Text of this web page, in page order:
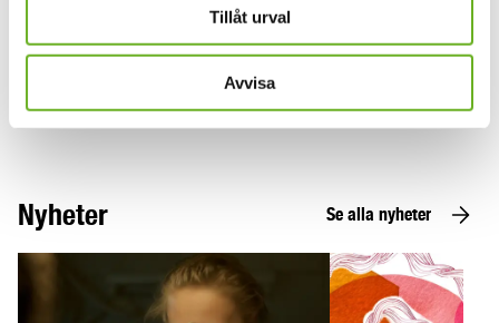
Tillåt urval
Avvisa
improvisationsövningar samt
information om utbildningarna i
Nyheter Se alla nyheter